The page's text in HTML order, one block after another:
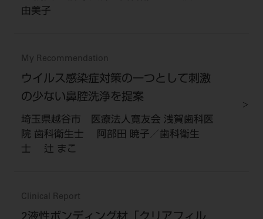
由美子
My Recommendation
ウイルス感染症対策の一つとして刺激
の少ない鼻腔洗浄を提案
埼玉県越谷市 医療法人寛友会 浅賀歯科医
院 歯科衛生士 阿部田 暁子／歯科衛生
士 辻 まこ
Clinical Report